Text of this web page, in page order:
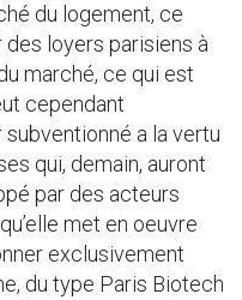
du logement, ce
loyers parisiens à
marché, ce qui est
cependant
a la vertu
qui, demain, auront
par des acteurs
met en oeuvre
exclusivement
du type Paris Biotech